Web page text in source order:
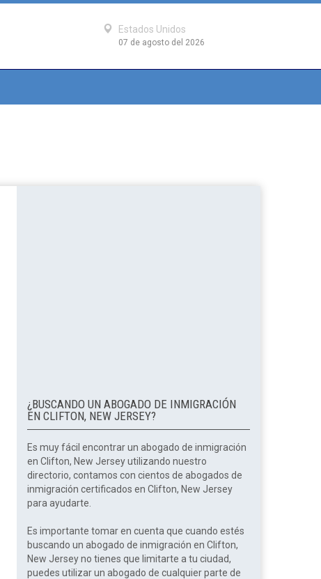
Estados Unidos
07 de agosto del 2026
¿BUSCANDO UN ABOGADO DE INMIGRACIÓN
EN CLIFTON, NEW JERSEY?
Es muy fácil encontrar un abogado de inmigración
en Clifton, New Jersey utilizando nuestro
directorio, contamos con cientos de abogados de
inmigración certificados en Clifton, New Jersey
para ayudarte.
Es importante tomar en cuenta que cuando estés
buscando un abogado de inmigración en Clifton,
New Jersey no tienes que limitarte a tu ciudad,
puedes utilizar un abogado de cualquier parte de